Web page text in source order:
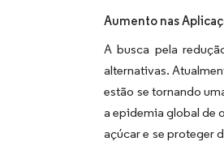
Aumento nas
A busca pela
alternativas.
estão se tornando
a epidemia global de
açúcar e se proteger